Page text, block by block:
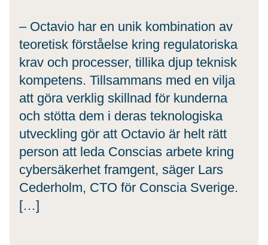
– Octavio har en unik kombination av
teoretisk förståelse kring regulatoriska
krav och processer, tillika djup teknisk
kompetens. Tillsammans med en vilja
att göra verklig skillnad för kunderna
och stötta dem i deras teknologiska
utveckling gör att Octavio är helt rätt
person att leda Conscias arbete kring
cybersäkerhet framgent, säger Lars
Cederholm, CTO för Conscia Sverige.
[…]